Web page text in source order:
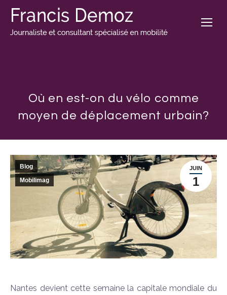
Où en est-on du vélo comme
moyen de déplacement urbain?
JUIN
1
Blog
Mobilimag
Nantes devient cette semaine la capitale mondiale du